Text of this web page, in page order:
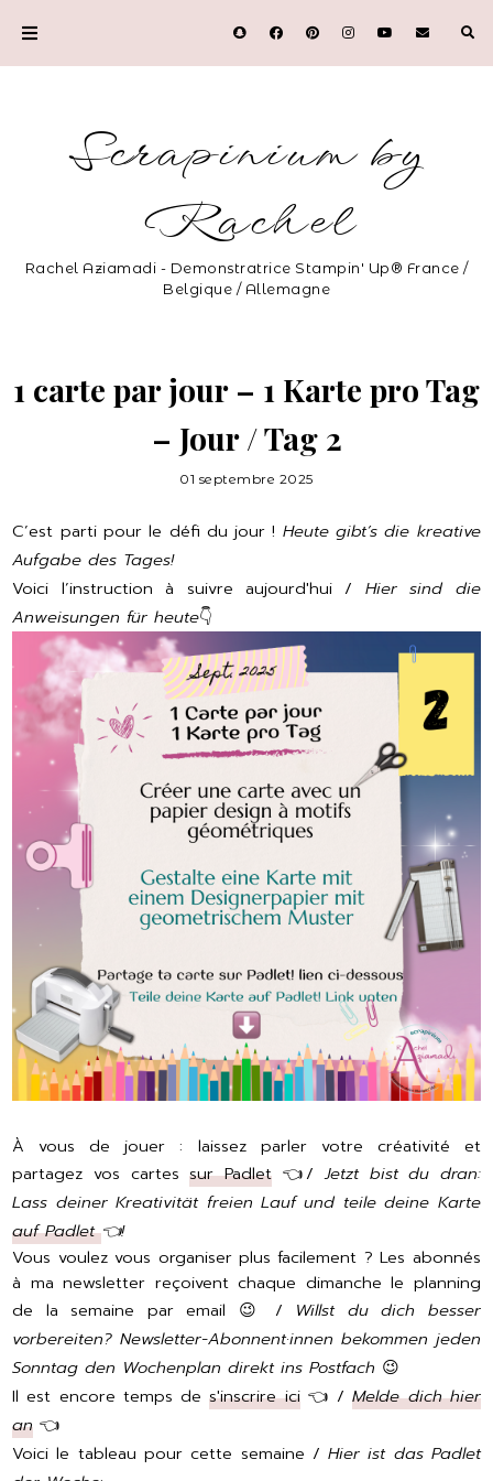
Scrapinium by
Rachel
Rachel Aziamadi - Demonstratrice Stampin' Up® France /
Belgique / Allemagne
1 carte par jour – 1 Karte pro Tag
– Jour / Tag 2
01 septembre 2025
C’est parti pour le défi du jour ! Heute gibt’s die kreative
Aufgabe des Tages!
Voici l’instruction à suivre aujourd'hui / Hier sind die
Anweisungen für heute👇
À vous de jouer : laissez parler votre créativité et
partagez vos cartessur Padlet👈/Jetzt bist du dran:
Lass deiner Kreativität freien Lauf und teile deine Karte
auf Padlet👈!
Vous voulez vous organiser plus facilement ? Les abonnés
à ma newsletter reçoivent chaque dimanche le planning
de la semaine par email 😉 / Willst du dich besser
vorbereiten? Newsletter-Abonnent·innen bekommen jeden
Sonntag den Wochenplan direkt ins Postfach 😉
Il est encore temps des'inscrire ici👈 /Melde dich hier
an 👈
Voici le tableau pour cette semaine /Hier ist das Padlet